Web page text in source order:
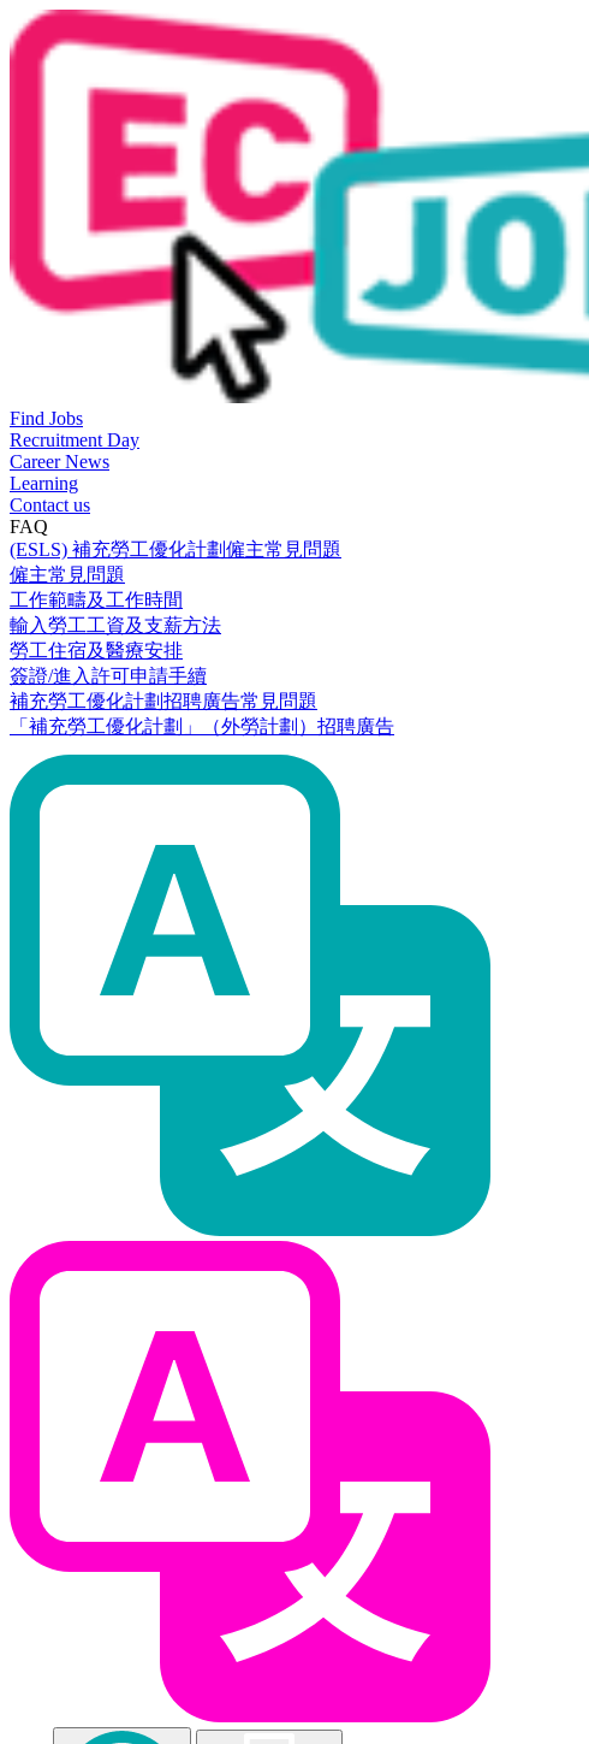
Find Jobs
Recruitment Day
Career News
Learning
Contact us
FAQ
(ESLS) 補充勞工優化計劃僱主常見問題
僱主常見問題
工作範疇及工作時間
輸入勞工工資及支薪方法
勞工住宿及醫療安排
簽證/進入許可申請手續
補充勞工優化計劃招聘廣告常見問題
「補充勞工優化計劃」（外勞計劃）招聘廣告